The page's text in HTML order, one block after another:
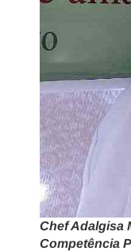
Chef Adalgisa
Competência